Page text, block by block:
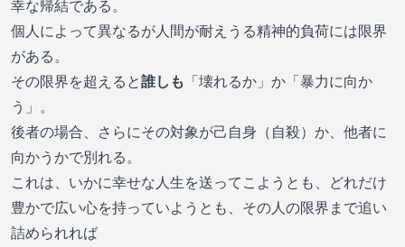
幸な帰結である。
個人によって異なるが人間が耐えうる精神的負荷には限界
がある。
その限界を超えると誰しも 「壊れるか」か「暴力に向か
う」。
後者の場合、さらにその対象が己自身（自殺）か、他者に
向かうかで別れる。
これは、いかに幸せな人生を送ってこようとも、どれだけ
豊かで広い心を持っていようとも、その人の限界まで追い
詰められれば